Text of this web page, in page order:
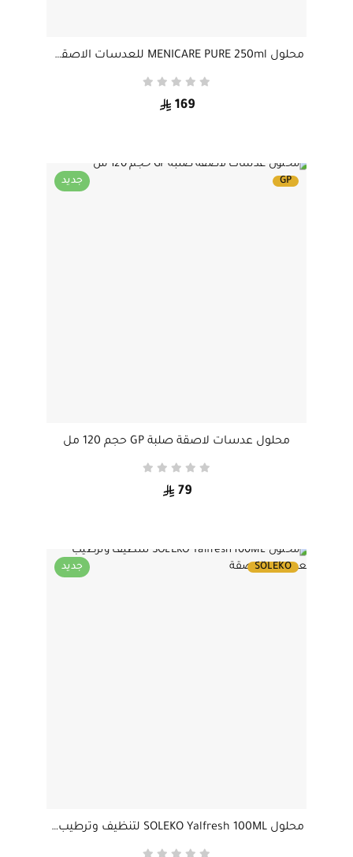
محلول MENICARE PURE 250ml للعدسات الاصقة الصلبة
169
جديد GP
محلول عدسات لاصقة صلبة GP حجم 120 مل
79
جديد SOLEKO
محلول SOLEKO Yalfresh 100ML لتنظيف وترطيب العدسات اللاصقة